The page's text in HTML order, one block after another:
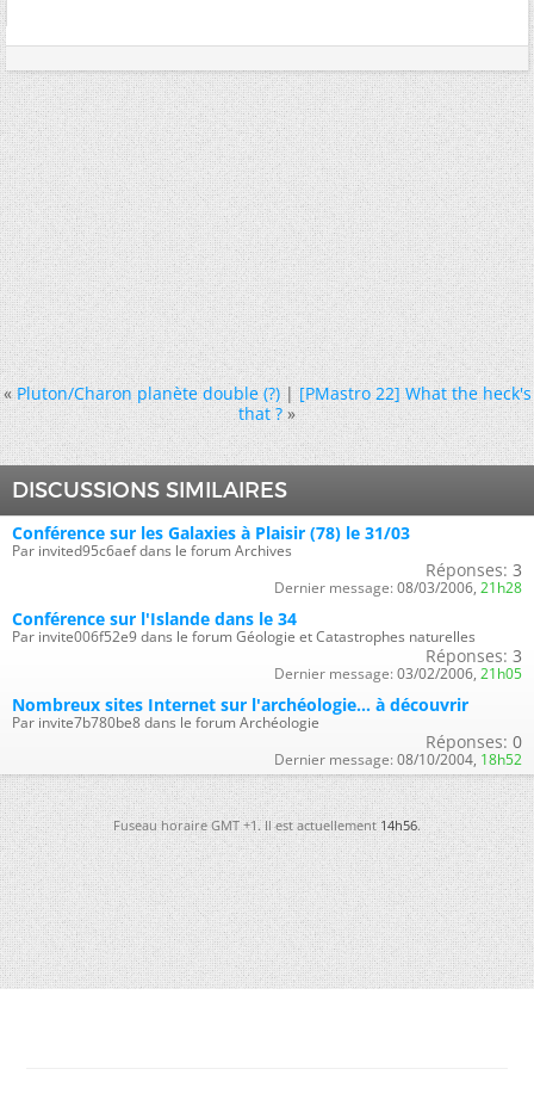
« Pluton/Charon planète double (?)|[PMastro 22] What the heck's
that ? »
DISCUSSIONS SIMILAIRES
Conférence sur les Galaxies à Plaisir (78) le 31/03
Par invited95c6aef dans le forum Archives
Réponses: 3
Dernier message: 08/03/2006, 21h28
Conférence sur l'Islande dans le 34
Par invite006f52e9 dans le forum Géologie et Catastrophes naturelles
Réponses: 3
Dernier message: 03/02/2006, 21h05
Nombreux sites Internet sur l'archéologie... à découvrir
Par invite7b780be8 dans le forum Archéologie
Réponses: 0
Dernier message: 08/10/2004, 18h52
Fuseau horaire GMT +1. Il est actuellement 14h56.